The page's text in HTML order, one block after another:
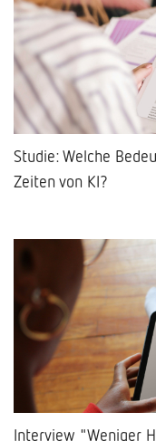
Studie: Welche
Zeiten von KI?
Interview "Weniger